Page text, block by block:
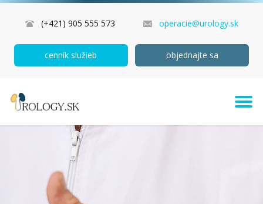
(+421) 905 555 573 operacie@urology.sk
cenník služieb objednajte sa